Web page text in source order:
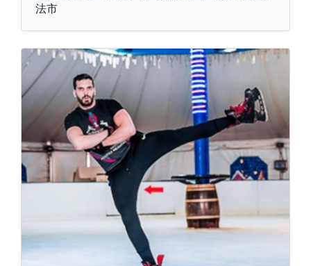
法市